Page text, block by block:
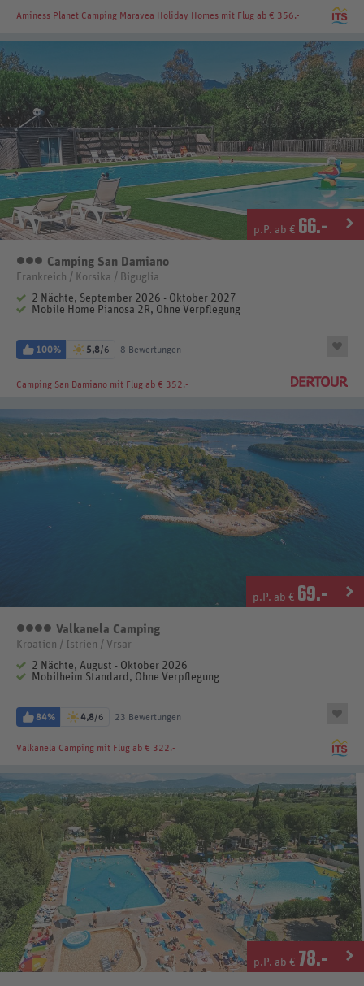
Aminess Planet Camping Maravea Holiday Homes mit Flug ab € 356.-
p.P. ab € 66.-
3 Sterne
Camping San Damiano
Frankreich / Korsika / Biguglia
2 Nächte, September 2026 - Oktober 2027
Mobile Home Pianosa 2R, Ohne Verpflegung
100% 5,8/6 8 Bewertungen
Camping San Damiano mit Flug ab € 352.-
p.P. ab € 69.-
4 Sterne
Valkanela Camping
Kroatien / Istrien / Vrsar
2 Nächte, August - Oktober 2026
Mobilheim Standard, Ohne Verpflegung
84% 4,8/6 23 Bewertungen
Valkanela Camping mit Flug ab € 322.-
p.P. ab € 78.-